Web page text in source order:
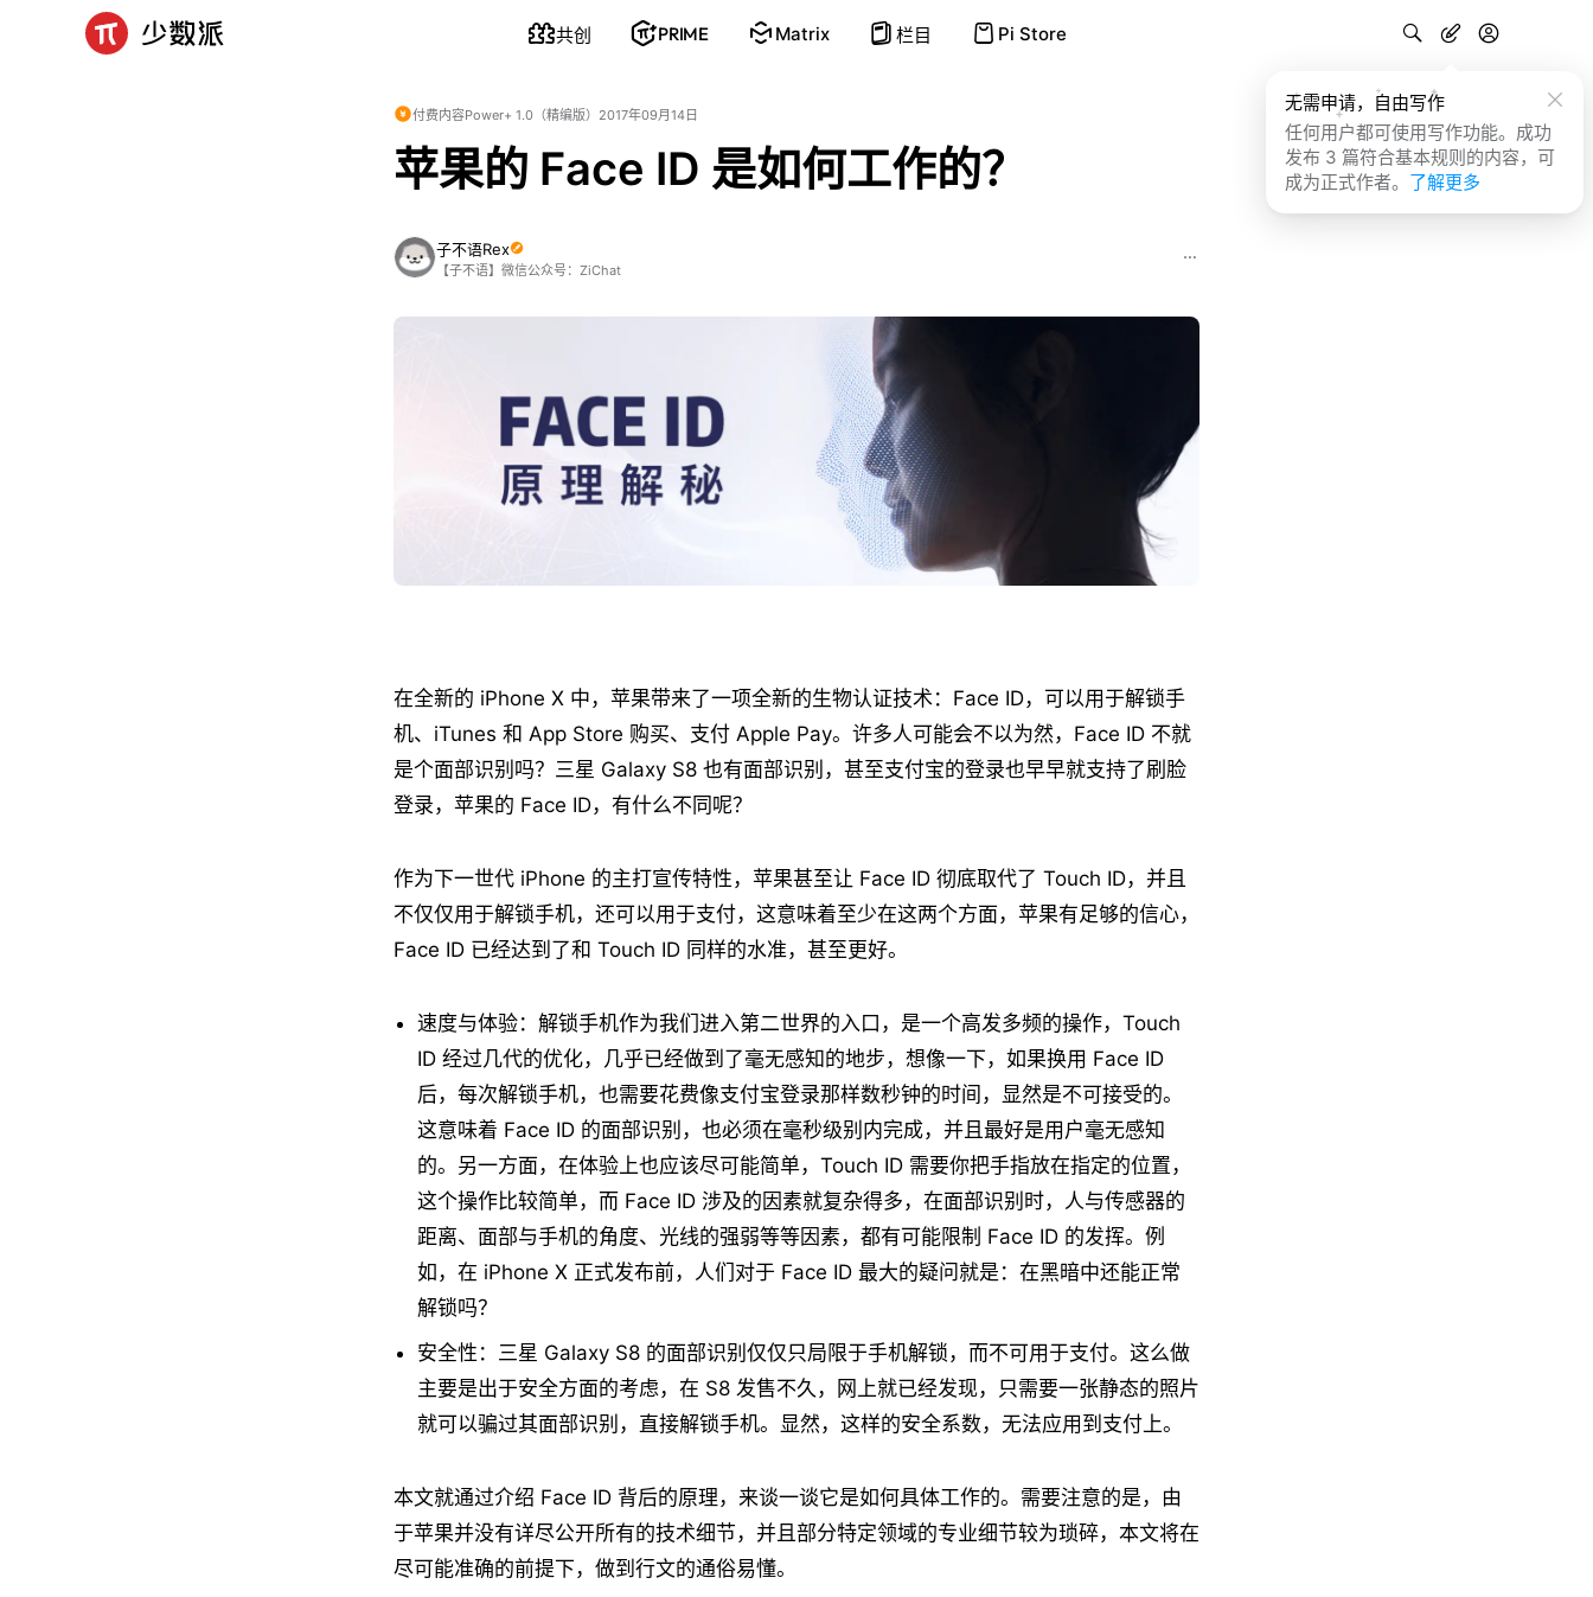
共创 PRIME Matrix 栏目 Pi Store
无需申请，自由写作
任何用户都可使用写作功能。成功
发布 3 篇符合基本规则的内容，可
成为正式作者。 了解更多
付费内容Power+ 1.0（精编版） 2017年09月14日
苹果的 Face ID 是如何工作的？
子不语Rex
【子不语】微信公众号：ZiChat
在全新的 iPhone X 中，苹果带来了一项全新的生物认证技术：Face ID，可以用于解锁手
机、iTunes 和 App Store 购买、支付 Apple Pay。许多人可能会不以为然，Face ID 不就
是个面部识别吗？三星 Galaxy S8 也有面部识别，甚至支付宝的登录也早早就支持了刷脸
登录，苹果的 Face ID，有什么不同呢？
作为下一世代 iPhone 的主打宣传特性，苹果甚至让 Face ID 彻底取代了 Touch ID，并且
不仅仅用于解锁手机，还可以用于支付，这意味着至少在这两个方面，苹果有足够的信心，
Face ID 已经达到了和 Touch ID 同样的水准，甚至更好。
速度与体验：解锁手机作为我们进入第二世界的入口，是一个高发多频的操作，Touch
ID 经过几代的优化，几乎已经做到了毫无感知的地步，想像一下，如果换用 Face ID
后，每次解锁手机，也需要花费像支付宝登录那样数秒钟的时间，显然是不可接受的。
这意味着 Face ID 的面部识别，也必须在毫秒级别内完成，并且最好是用户毫无感知
的。另一方面，在体验上也应该尽可能简单，Touch ID 需要你把手指放在指定的位置，
这个操作比较简单，而 Face ID 涉及的因素就复杂得多，在面部识别时，人与传感器的
距离、面部与手机的角度、光线的强弱等等因素，都有可能限制 Face ID 的发挥。例
如，在 iPhone X 正式发布前，人们对于 Face ID 最大的疑问就是：在黑暗中还能正常
解锁吗？
安全性：三星 Galaxy S8 的面部识别仅仅只局限于手机解锁，而不可用于支付。这么做
主要是出于安全方面的考虑，在 S8 发售不久，网上就已经发现，只需要一张静态的照片
就可以骗过其面部识别，直接解锁手机。显然，这样的安全系数，无法应用到支付上。
本文就通过介绍 Face ID 背后的原理，来谈一谈它是如何具体工作的。需要注意的是，由
于苹果并没有详尽公开所有的技术细节，并且部分特定领域的专业细节较为琐碎，本文将在
尽可能准确的前提下，做到行文的通俗易懂。